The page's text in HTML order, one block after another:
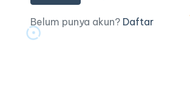
Belum punya akun? Daftar